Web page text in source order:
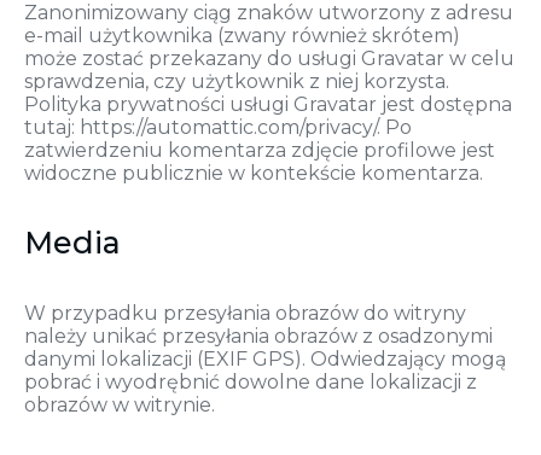
Zanonimizowany ciąg znaków utworzony z adresu
e-mail użytkownika (zwany również skrótem)
może zostać przekazany do usługi Gravatar w celu
sprawdzenia, czy użytkownik z niej korzysta.
Polityka prywatności usługi Gravatar jest dostępna
tutaj: https://automattic.com/privacy/. Po
zatwierdzeniu komentarza zdjęcie profilowe jest
widoczne publicznie w kontekście komentarza.
Media
W przypadku przesyłania obrazów do witryny
należy unikać przesyłania obrazów z osadzonymi
danymi lokalizacji (EXIF GPS). Odwiedzający mogą
pobrać i wyodrębnić dowolne dane lokalizacji z
obrazów w witrynie.